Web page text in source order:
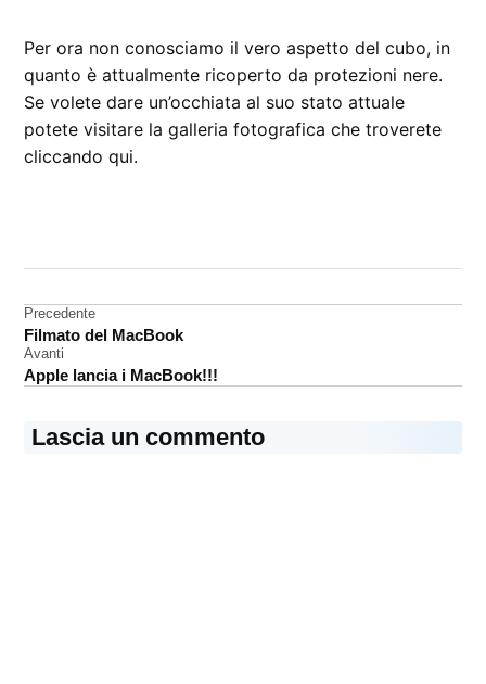
Per ora non conosciamo il vero aspetto del cubo, in
quanto è attualmente ricoperto da protezioni nere.
Se volete dare un’occhiata al suo stato attuale
potete visitare la galleria fotografica che troverete
cliccando qui.
Apple
Store
Navigazione
articoli
Precedente
Filmato del MacBook
Avanti
Apple lancia i MacBook!!!
Lascia un commento